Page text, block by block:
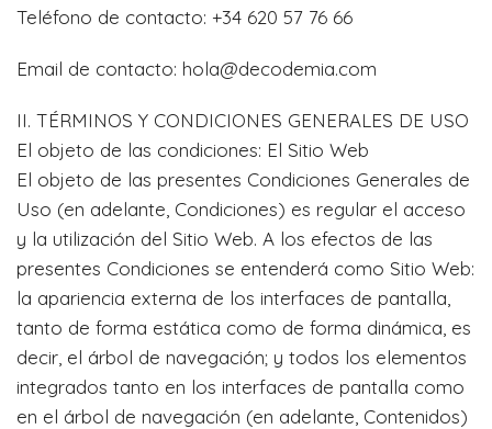
Teléfono de contacto: +34 620 57 76 66
Email de contacto: hola@decodemia.com
II. TÉRMINOS Y CONDICIONES GENERALES DE USO
El objeto de las condiciones: El Sitio Web
El objeto de las presentes Condiciones Generales de
Uso (en adelante, Condiciones) es regular el acceso
y la utilización del Sitio Web. A los efectos de las
presentes Condiciones se entenderá como Sitio Web:
la apariencia externa de los interfaces de pantalla,
tanto de forma estática como de forma dinámica, es
decir, el árbol de navegación; y todos los elementos
integrados tanto en los interfaces de pantalla como
en el árbol de navegación (en adelante, Contenidos)